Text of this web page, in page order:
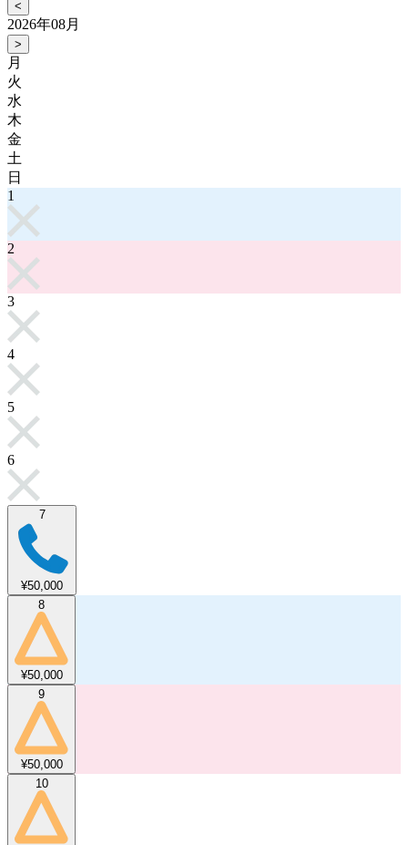
<
2026年08月
>
月
火
水
木
金
土
日
1
2
3
4
5
6
7
¥50,000
8
¥50,000
9
¥50,000
10